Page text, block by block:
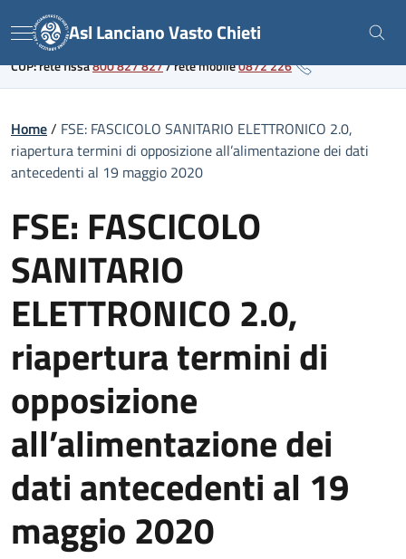
to
content
Link al portale sanitario regionale
Menu Asl Lanciano Vasto Chieti
CUP: rete fissa800 827 827/rete mobile0872 226
Home/ FSE: FASCICOLO SANITARIO ELETTRONICO 2.0,
riapertura termini di opposizione all’alimentazione dei dati
antecedenti al 19 maggio 2020
FSE: FASCICOLO
SANITARIO
ELETTRONICO 2.0,
riapertura termini di
opposizione
all’alimentazione dei
dati antecedenti al 19
maggio 2020